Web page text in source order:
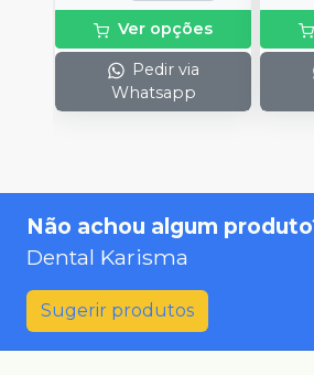
Ver opções
Pedir via
Whatsapp
Não achou algum
Dental Karisma
Sugerir produtos